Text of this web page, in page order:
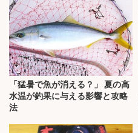
「猛暑で魚が消える？」 夏の高
水温が釣果に与える影響と攻略
法